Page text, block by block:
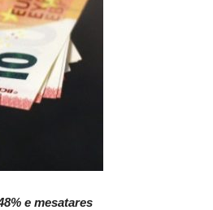
e mesatares